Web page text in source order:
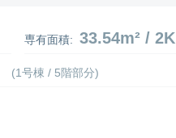
専有面積: 33.54m² / 2K
(1号棟 / 5階部分)